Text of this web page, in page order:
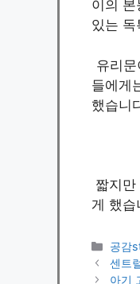
이의
있는 독
유리
들에게
했습니
짧지
게 했
카
테
고
공감
센트
아기